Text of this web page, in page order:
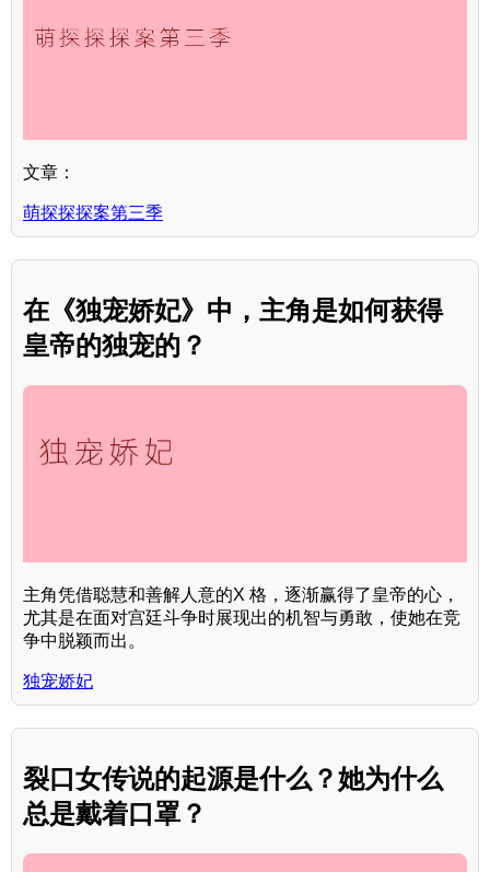
文章：
萌探探探案第三季
在《独宠娇妃》中，主角是如何获得
皇帝的独宠的？
主角凭借聪慧和善解人意的X 格，逐渐赢得了皇帝的心，
尤其是在面对宫廷斗争时展现出的机智与勇敢，使她在竞
争中脱颖而出。
独宠娇妃
裂口女传说的起源是什么？她为什么
总是戴着口罩？